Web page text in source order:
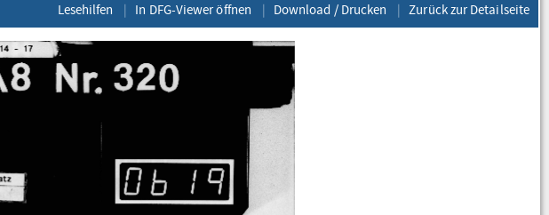
Lesehilfen In DFG-Viewer öffnen Download / Drucken Zurück zur Detailseite